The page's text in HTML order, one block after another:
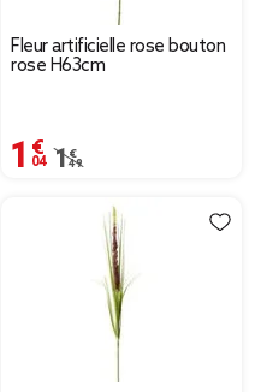
Fleur artificielle rose bouton
rose H63cm
1,04 €
Prix remisé de 1,49 €
1,49 €